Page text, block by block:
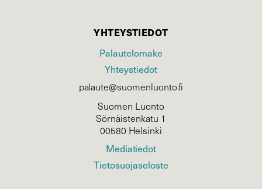
YHTEYSTIEDOT
Palautelomake
Yhteystiedot
palaute@suomenluonto.fi
Suomen Luonto
Sörnäistenkatu 1
00580 Helsinki
Mediatiedot
Tietosuojaseloste